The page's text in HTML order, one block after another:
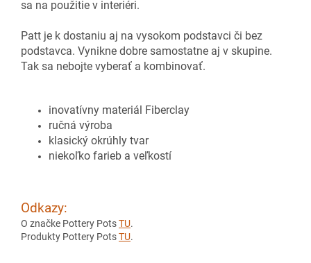
sa na použitie v interiéri.
Patt je k dostaniu aj na vysokom podstavci či bez
podstavca. Vynikne dobre samostatne aj v skupine.
Tak sa nebojte vyberať a kombinovať.
inovatívny materiál Fiberclay
ručná výroba
klasický okrúhly tvar
niekoľko farieb a veľkostí
Odkazy:
O značke Pottery PotsTU.
Produkty Pottery PotsTU.